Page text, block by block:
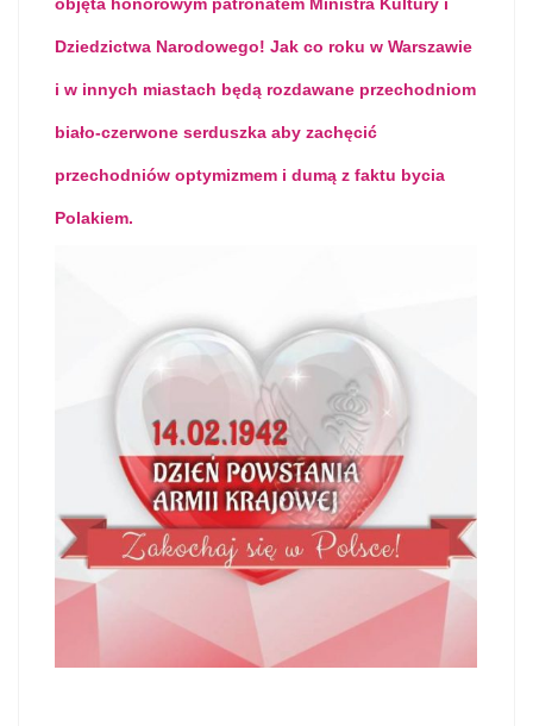
objęta honorowym patronatem Ministra Kultury i
Dziedzictwa Narodowego! Jak co roku w Warszawie
i w innych miastach będą rozdawane przechodniom
biało-czerwone serduszka aby zachęcić
przechodniów optymizmem i dumą z faktu bycia
Polakiem.